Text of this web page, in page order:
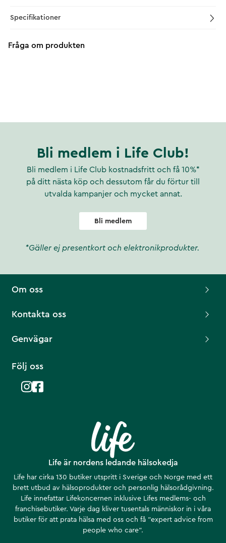
Specifikationer
Fråga om produkten
Bli medlem i Life Club!
Bli medlem i Life Club kostnadsfritt och få 10%*
på ditt nästa köp och dessutom får du förtur till
utvalda kampanjer och mycket annat.
Bli medlem
*Gäller ej presentkort och elektronikprodukter.
Life är nordens ledande hälsokedja
Life har cirka 130 butiker utspritt i Sverige och Norge med ett
brett utbud av hälsoprodukter och personlig hälsorådgivning.
Life innefattar Lifekoncernen inklusive Lifes medlems- och
franchisebutiker. Varje dag kliver tusentals människor in i våra
butiker för att prata hälsa med oss och få ”expert advice from
people who care”.
Om oss
Kontakta oss
Genvägar
Följ oss